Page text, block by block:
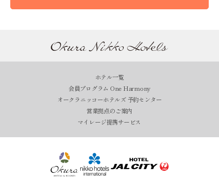
ホテル一覧
会員プログラム One Harmony
オークラニッコーホテルズ 予約センター
営業拠点のご案内
マイレージ提携サービス